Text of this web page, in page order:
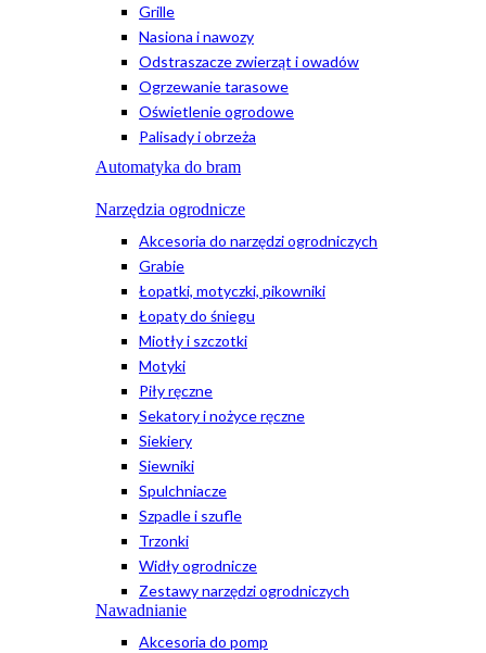
Grille
Nasiona i nawozy
Odstraszacze zwierząt i owadów
Ogrzewanie tarasowe
Oświetlenie ogrodowe
Palisady i obrzeża
Automatyka do bram
Narzędzia ogrodnicze
Akcesoria do narzędzi ogrodniczych
Grabie
Łopatki, motyczki, pikowniki
Łopaty do śniegu
Miotły i szczotki
Motyki
Piły ręczne
Sekatory i nożyce ręczne
Siekiery
Siewniki
Spulchniacze
Szpadle i szufle
Trzonki
Widły ogrodnicze
Zestawy narzędzi ogrodniczych
Nawadnianie
Akcesoria do pomp